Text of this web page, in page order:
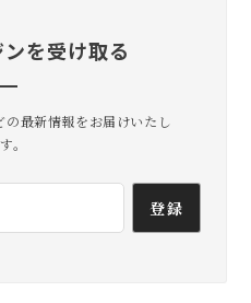
ございました😊
です。 いろいろ使
ださいね！ たくさ
を受け取る
最新情報をお届けいたし
。
登録